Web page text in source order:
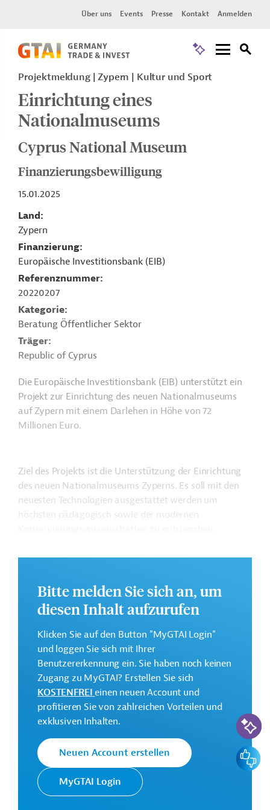
Über uns Events Presse Kontakt Anmelden
Projektmeldung Zypern Kultur und Sport
Einrichtung eines
Nationalmuseums
Cyprus National Museum
Finanzierungsbewilligung
15.01.2025
Land
Zypern
Finanzierung
Europäische Investitionsbank (EIB)
Referenznummer
20220207
Kategorie
Beratung Öffentlicher Sektor
Träger
Republic of Cyprus
Die Europäische Investitionsbank (EIB) unterstützt ein
Projekt zur Einrichtung des neuen Nationalmuseums
auf Zypern mit einem Darlehen in Höhe von 72
Millionen Euro.
Ziel des Projekts ist die Unterstützung der Einrichtung
des neuen Nationalmuseums Zyperns. Es soll mit den
neuesten Technologien ausgestattet werden um
höchsten pädagogisch sowie der modernen
GTAI informiert über die EIB: Schwerpunkte, Regularien
und praktische Hinweise zur Geschäftsanbahnung.
147 Millionen Euro (voraussichtlich)
Geberbeitrag:
72 Millionen Euro (voraussichtlich; Darlehen)
Kontaktadressen
Die EIB vertritt die
wirtschaftlichen Interessen der
Bitte melden Sie sich an, um
diesen Inhalt aufzurufen
Klicken Sie auf den Button "MyGTAI Login"
und loggen Sie sich mit Ihrer
Benutzererkennung ein. Sie haben noch keinen
Zugang zu MyGTAI? Erstellen Sie sich
KOSTENFREIeinen neuen Account und
profitieren Sie von zahlreichen Vorteilen und
exklusiven Inhalten.
Neuen Account erstellen
MyGTAI Login
KI-